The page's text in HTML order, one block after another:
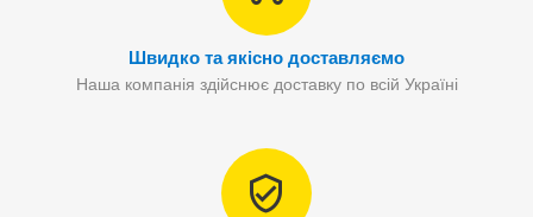
Швидко та якісно доставляємо
Наша компанія здійснює доставку по всій Україні